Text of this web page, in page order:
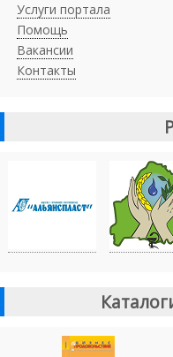
Услуги портала
Помощь
Вакансии
Контакты